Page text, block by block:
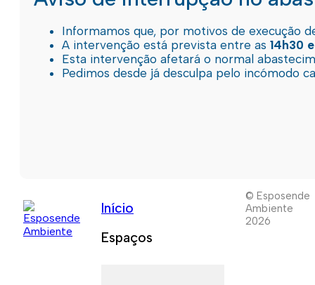
Informamos que, por motivos de execução
A intervenção está prevista entre as 14h30
Esta intervenção afetará o normal
Pedimos desde já desculpa pelo incómodo
Início
Espaços
© Esposende
Ambiente
2026